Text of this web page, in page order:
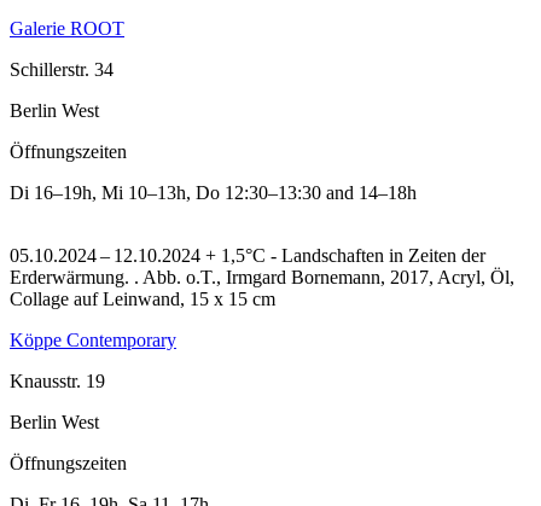
Galerie ROOT
Schillerstr. 34
Berlin West
Öffnungszeiten
Di 16–19h, Mi 10–13h, Do 12:30–13:30 and 14–18h
05.10.2024 – 12.10.2024 + 1,5°C - Landschaften in Zeiten der
Erderwärmung. . Abb. o.T., Irmgard Bornemann, 2017, Acryl, Öl,
Collage auf Leinwand, 15 x 15 cm
Köppe Contemporary
Knausstr. 19
Berlin West
Öffnungszeiten